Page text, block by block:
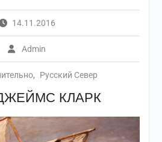
14.11.2016
Admin
, Русский Север
КЛАРК